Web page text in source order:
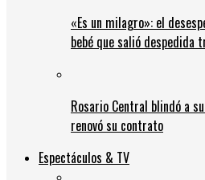
«Es un milagro»: el
bebé que salió despedida
Rosario Central blindó a
renovó su contrato
Espectáculos & TV